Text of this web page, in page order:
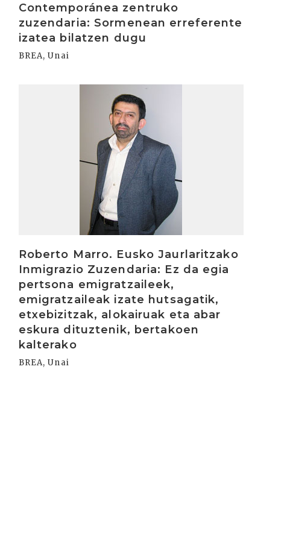
Contemporánea zentruko
zuzendaria: Sormenean erreferente
izatea bilatzen dugu
BREA, Unai
Roberto Marro. Eusko Jaurlaritzako
Inmigrazio Zuzendaria: Ez da egia
pertsona emigratzaileek,
emigratzaileak izate hutsagatik,
etxebizitzak, alokairuak eta abar
eskura dituztenik, bertakoen
kalterako
BREA, Unai